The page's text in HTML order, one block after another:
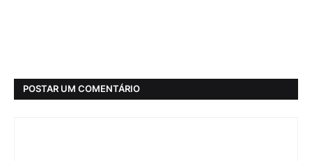
POSTAR UM COMENTÁRIO